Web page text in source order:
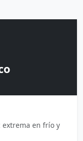
en frío y